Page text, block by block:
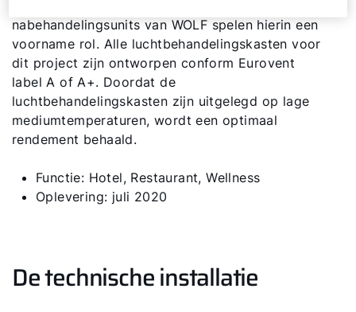
nabehandelingsunits van WOLF spelen hierin een
voorname rol. Alle luchtbehandelingskasten voor
dit project zijn ontworpen conform Eurovent
label A of A+. Doordat de
luchtbehandelingskasten zijn uitgelegd op lage
mediumtemperaturen, wordt een optimaal
rendement behaald.
Functie: Hotel, Restaurant, Wellness
Oplevering: juli 2020
De technische installatie
Hallo!
Hoe kunnen wij u helpen?
Ik ben professional
Adresgegevens
Ook interessant?